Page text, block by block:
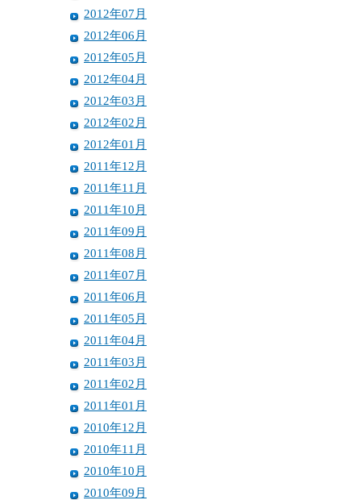
2012年07月
2012年06月
2012年05月
2012年04月
2012年03月
2012年02月
2012年01月
2011年12月
2011年11月
2011年10月
2011年09月
2011年08月
2011年07月
2011年06月
2011年05月
2011年04月
2011年03月
2011年02月
2011年01月
2010年12月
2010年11月
2010年10月
2010年09月